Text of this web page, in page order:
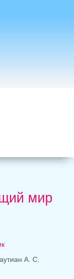
мир
А. С.